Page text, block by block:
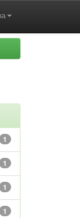
1
1
1
1